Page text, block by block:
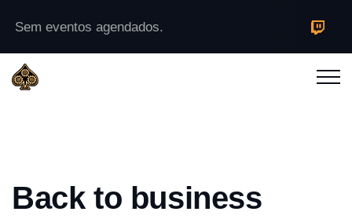
Sem eventos agendados.
Back to business